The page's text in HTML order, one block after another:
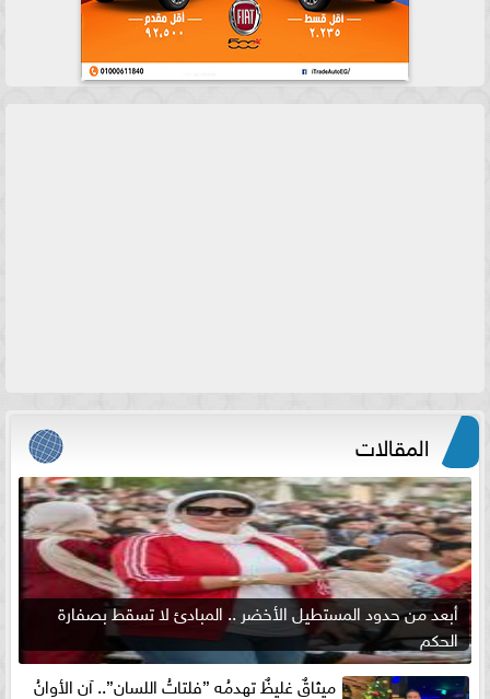
المقالات
أبعد من حدود المستطيل الأخضر .. المبادئ لا تسقط بصفارة
الحكم
ميثاقٌ غليظٌ تهدمُه ”فلتاتُ اللسان”.. آن الأوانُ